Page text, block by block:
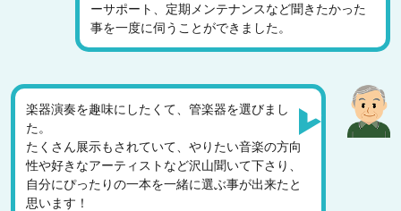
ーサポート、定期メンテナンスなど聞きたかった
事を一度に伺うことができました。
楽器演奏を趣味にしたくて、管楽器を選びまし
た。
たくさん展示もされていて、やりたい音楽の方向
性や好きなアーティストなど沢山聞いて下さり、
自分にぴったりの一本を一緒に選ぶ事が出来たと
思います！